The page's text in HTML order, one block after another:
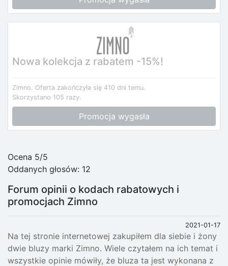
Nowa kolekcja z rabatem -15%!
Zimno. Oferta zakończyła się 410 dni temu.
Skorzystano 105 razy.
Promocja wygasła
Ocena 5/5
Oddanych głosów: 12
Forum opinii o kodach rabatowych i
promocjach Zimno
2021-01-17
Na tej stronie internetowej zakupiłem dla siebie i żony
dwie bluzy marki Zimno. Wiele czytałem na ich temat i
wszystkie opinie mówiły, że bluza ta jest wykonana z